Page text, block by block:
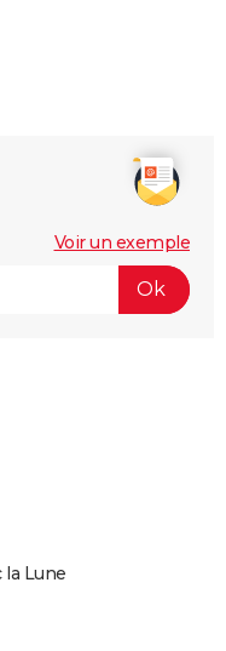
Voir un exemple
la Lune